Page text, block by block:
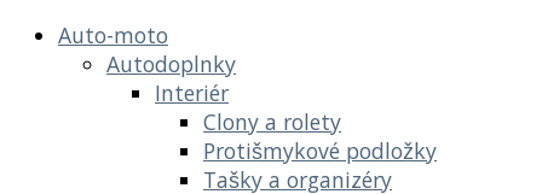
Auto-moto
Autodoplnky
Interiér
Clony a rolety
Protišmykové podložky
Tašky a organizéry